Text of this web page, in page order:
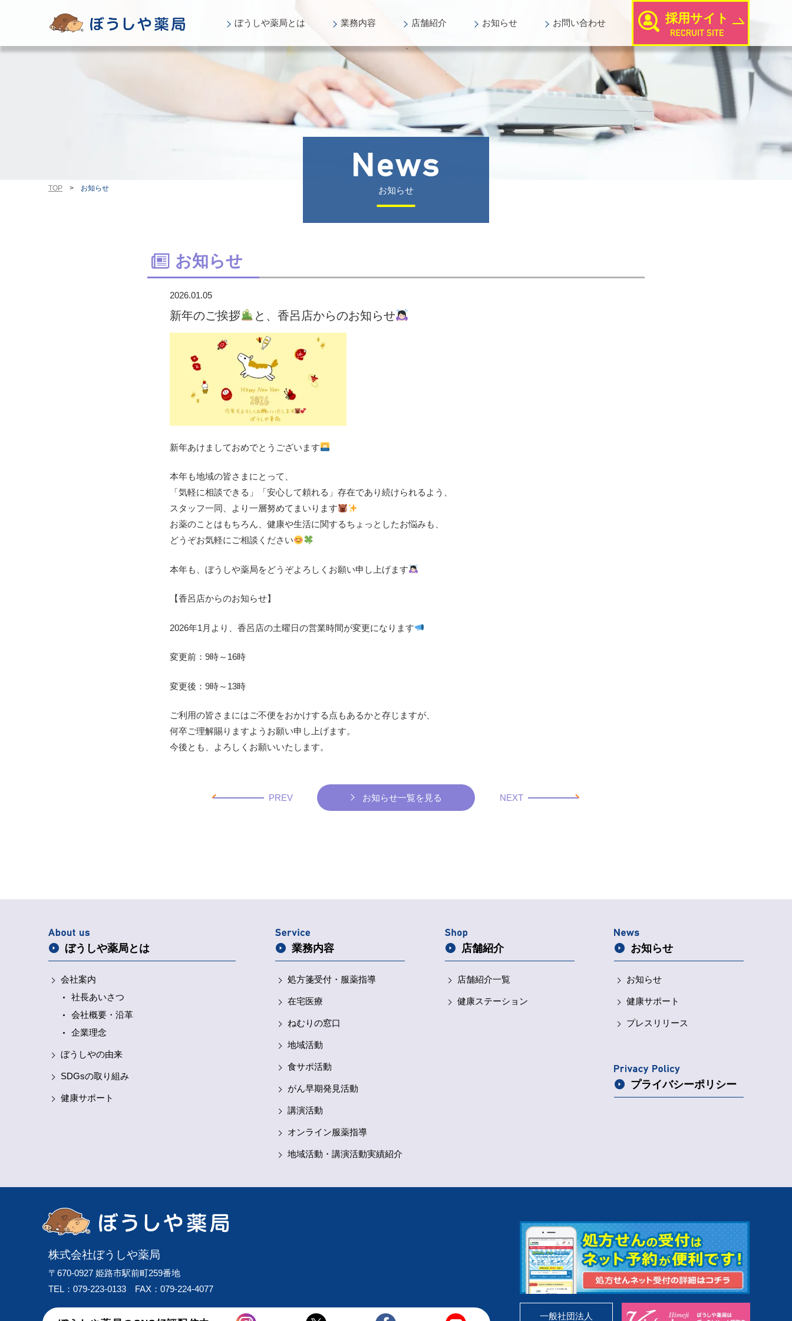
ぼうしや薬局とは 業務内容 店舗紹介 お知らせ お問い合わせ 採用サイト
お知らせ
TOP > お知らせ
お知らせ
2026.01.05
新年のご挨拶 と、香呂店からのお知らせ
新年あけましておめでとうございます
本年も地域の皆さまにとって、
「気軽に相談できる」「安心して頼れる」存在であり続けられるよう、
スタッフ一同、より一層努めてまいります
お薬のことはもちろん、健康や生活に関するちょっとしたお悩みも、
どうぞお気軽にご相談ください
本年も、ぼうしや薬局をどうぞよろしくお願い申し上げます
【香呂店からのお知らせ】
2026年1月より、香呂店の土曜日の営業時間が変更になります
変更前：9時～16時
変更後：9時～13時
ご利用の皆さまにはご不便をおかけする点もあるかと存じますが、
何卒ご理解賜りますようお願い申し上げます。
今後とも、よろしくお願いいたします。
PREV お知らせ一覧を見る NEXT
ぼうしや薬局とは
会社案内
社長あいさつ
会社概要・沿革
企業理念
ぼうしやの由来
SDGsの取り組み
健康サポート
業務内容
処方箋受付・ 服薬指導
在宅医療
ねむりの窓口
地域活動
食サポ活動
がん早期発見活動
講演活動
オンライン服薬指導
地域活動・講演活動実績紹介
店舗紹介
店舗紹介一覧
健康ステーション
お知らせ
お知らせ
健康サポート
プレスリリース
プライバシーポリシー
株式会社ぼうしや薬局
〒670-0927 姫路市駅前町259番地
TEL：079-223-0133 FAX：079-224-4077
一般社団法人